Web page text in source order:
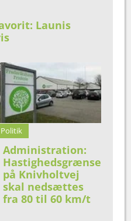
Launis
Politik
Administration:
Hastighedsgrænse
på Knivholtvej
skal nedsættes
fra 80 til 60 km/t